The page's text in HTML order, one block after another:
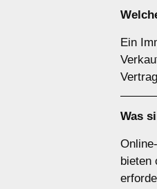
Ein
Was
bieten